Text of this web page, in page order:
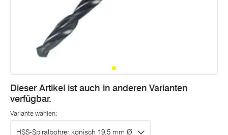
Dieser Artikel ist auch in anderen Varianten
verfügbar.
Variante wählen:
HSS-Spiralbohrer konisch 19,5 mm Ø